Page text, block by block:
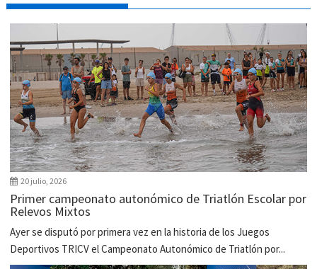
20 julio, 2026
Primer campeonato autonómico de Triatlón Escolar por
Relevos Mixtos
Ayer se disputó por primera vez en la historia de los Juegos
Deportivos TRICV el Campeonato Autonómico de Triatlón por...